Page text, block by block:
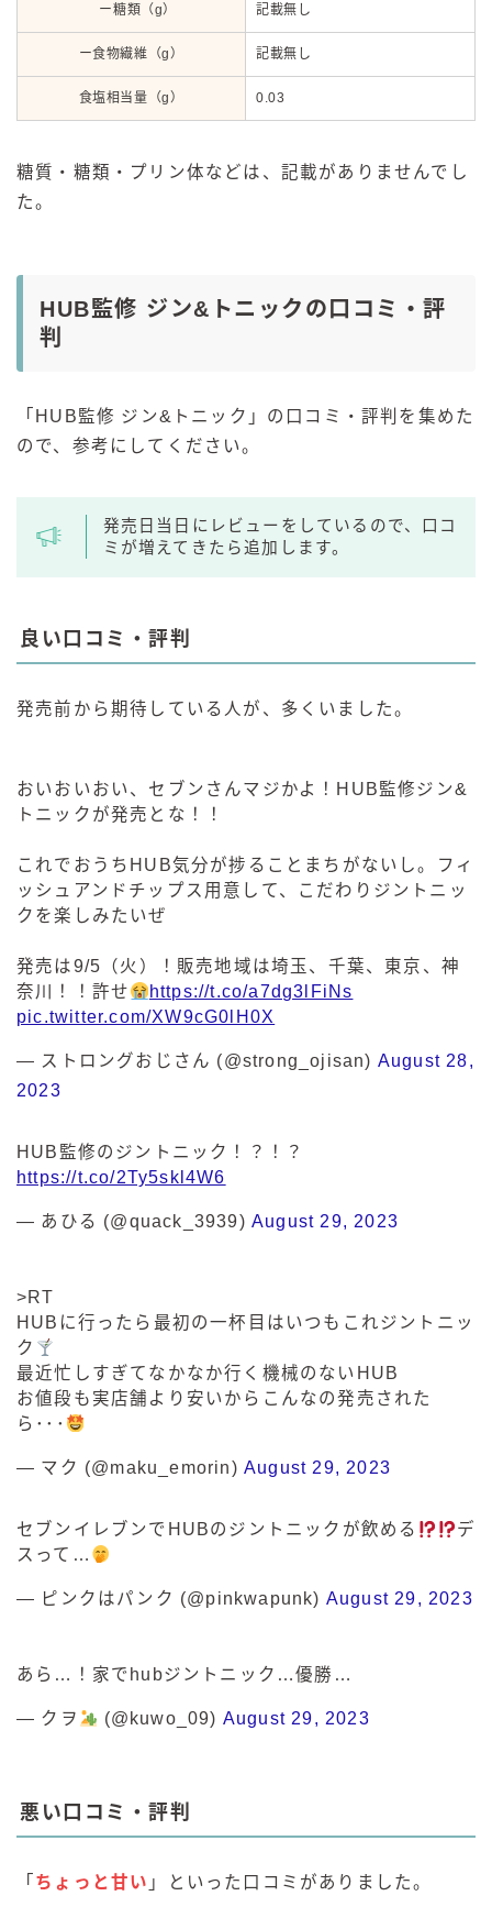
ー糖類（g） 記載無し
ー食物繊維（g） 記載無し
食塩相当量（g） 0.03
糖質・糖類・プリン体などは、記載がありませんでし
た。
HUB監修 ジン&トニックの口コミ・評
判
「HUB監修 ジン&トニック」の口コミ・評判を集めた
ので、参考にしてください。
発売日当日にレビューをしているので、口コ
ミが増えてきたら追加します。
良い口コミ・評判
発売前から期待している人が、多くいました。
おいおいおい、セブンさんマジかよ！HUB監修ジン&
トニックが発売とな！！
これでおうちHUB気分が捗ることまちがないし。フィ
ッシュアンドチップス用意して、こだわりジントニッ
クを楽しみたいぜ
発売は9/5（火）！販売地域は埼玉、千葉、東京、神
奈川！！許せ
https://t.co/a7dg3lFiNs
pic.twitter.com/XW9cG0lH0X
— ストロングおじさん (@strong_ojisan) August 28,
2023
HUB監修のジントニック！？！？
https://t.co/2Ty5skl4W6
— あひる (@quack_3939) August 29, 2023
>RT
HUBに行ったら最初の一杯目はいつもこれジントニッ
ク
最近忙しすぎてなかなか行く機械のないHUB
お値段も実店舗より安いからこんなの発売された
ら･･･
— マク (@maku_emorin) August 29, 2023
セブンイレブンでHUBのジントニックが飲める
デ
スって…
— ピンクはパンク (@pinkwapunk) August 29, 2023
あら…！家でhubジントニック…優勝…
— クヲ (@kuwo_09) August 29, 2023
悪い口コミ・評判
「 ちょっと甘い 」といった口コミがありました。